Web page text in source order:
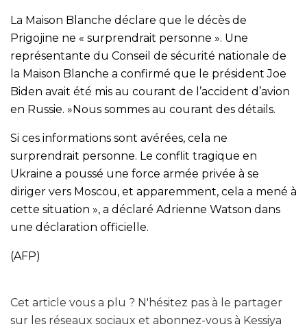
La Maison Blanche déclare que le décès de
Prigojine ne « surprendrait personne ». Une
représentante du Conseil de sécurité nationale de
la Maison Blanche a confirmé que le président Joe
Biden avait été mis au courant de l’accident d’avion
en Russie. »Nous sommes au courant des détails.
Si ces informations sont avérées, cela ne
surprendrait personne. Le conflit tragique en
Ukraine a poussé une force armée privée à se
diriger vers Moscou, et apparemment, cela a mené à
cette situation », a déclaré Adrienne Watson dans
une déclaration officielle.
(AFP)
Cet article vous a plu ? N'hésitez pas à le partager
sur les réseaux sociaux et abonnez-vous à Kessiya